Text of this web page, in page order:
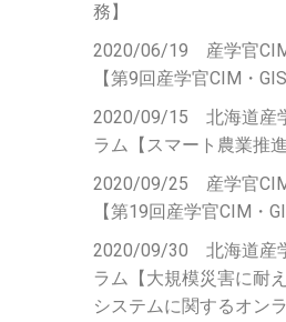
務】
2020/06/19 産学官
【第9回産学官CIM・
2020/09/15 北海道産
ラム【スマート農業推
2020/09/25 産学官
【第19回産学官CIM・
2020/09/30 北海道産
ラム【大規模災害に耐
システムに関するオン